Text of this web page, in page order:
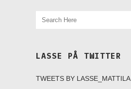
LASSE PÅ TWITTER
TWEETS BY LASSE_MATTILA